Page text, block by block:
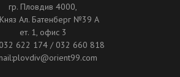
гр. Пловдив 4000,
Ал. Батенберг №39 A
ет. 1, офис 3
032 622 174 / 032 660 818